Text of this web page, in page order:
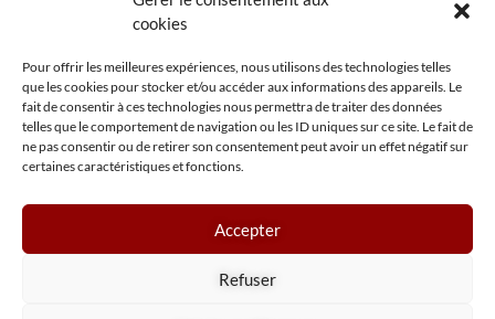
cookies
Pour offrir les meilleures expériences, nous utilisons des technologies telles
que les cookies pour stocker et/ou accéder aux informations des appareils. Le
fait de consentir à ces technologies nous permettra de traiter des données
telles que le comportement de navigation ou les ID uniques sur ce site. Le fait de
ne pas consentir ou de retirer son consentement peut avoir un effet négatif sur
certaines caractéristiques et fonctions.
Accepter
Refuser
INSIGHT NPA
Mentions légales